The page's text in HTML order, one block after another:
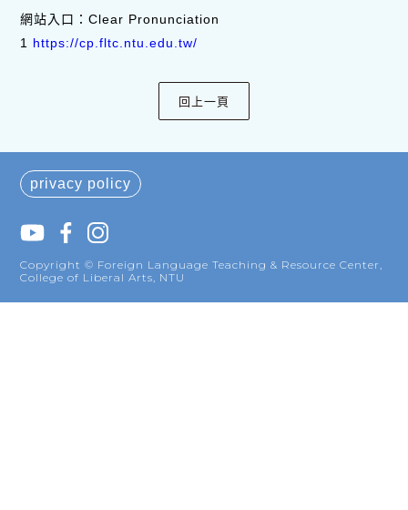
網站入口：Clear Pronunciation
1 https://cp.fltc.ntu.edu.tw/
privacy policy
Copyright © Foreign Language Teaching & Resource Center,
College of Liberal Arts, NTU